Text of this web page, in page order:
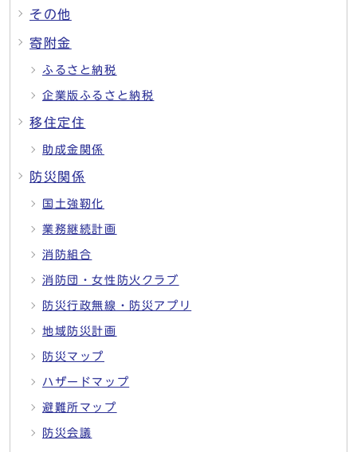
その他
寄附金
ふるさと納税
企業版ふるさと納税
移住定住
助成金関係
防災関係
国土強靭化
業務継続計画
消防組合
消防団・女性防火クラブ
防災行政無線・防災アプリ
地域防災計画
防災マップ
ハザードマップ
避難所マップ
防災会議